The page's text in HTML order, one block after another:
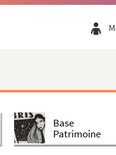
Base
Patrimoine